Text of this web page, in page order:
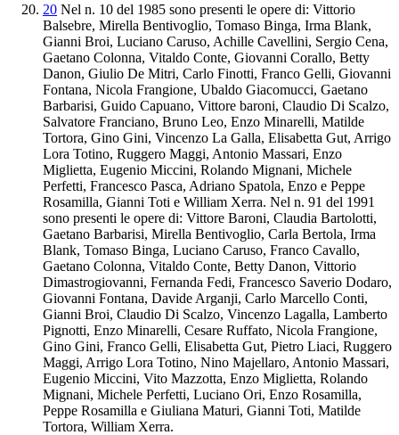
20 Nel n. 10 del 1985 sono presenti le opere di: Vittorio
Balsebre, Mirella Bentivoglio, Tomaso Binga, Irma Blank,
Gianni Broi, Luciano Caruso, Achille Cavellini, Sergio Cena,
Gaetano Colonna, Vitaldo Conte, Giovanni Corallo, Betty
Danon, Giulio De Mitri, Carlo Finotti, Franco Gelli, Giovanni
Fontana, Nicola Frangione, Ubaldo Giacomucci, Gaetano
Barbarisi, Guido Capuano, Vittore baroni, Claudio Di Scalzo,
Salvatore Franciano, Bruno Leo, Enzo Minarelli, Matilde
Tortora, Gino Gini, Vincenzo La Galla, Elisabetta Gut, Arrigo
Lora Totino, Ruggero Maggi, Antonio Massari, Enzo
Miglietta, Eugenio Miccini, Rolando Mignani, Michele
Perfetti, Francesco Pasca, Adriano Spatola, Enzo e Peppe
Rosamilla, Gianni Toti e William Xerra. Nel n. 91 del 1991
sono presenti le opere di: Vittore Baroni, Claudia Bartolotti,
Gaetano Barbarisi, Mirella Bentivoglio, Carla Bertola, Irma
Blank, Tomaso Binga, Luciano Caruso, Franco Cavallo,
Gaetano Colonna, Vitaldo Conte, Betty Danon, Vittorio
Dimastrogiovanni, Fernanda Fedi, Francesco Saverio Dodaro,
Giovanni Fontana, Davide Arganji, Carlo Marcello Conti,
Gianni Broi, Claudio Di Scalzo, Vincenzo Lagalla, Lamberto
Pignotti, Enzo Minarelli, Cesare Ruffato, Nicola Frangione,
Gino Gini, Franco Gelli, Elisabetta Gut, Pietro Liaci, Ruggero
Maggi, Arrigo Lora Totino, Nino Majellaro, Antonio Massari,
Eugenio Miccini, Vito Mazzotta, Enzo Miglietta, Rolando
Mignani, Michele Perfetti, Luciano Ori, Enzo Rosamilla,
Peppe Rosamilla e Giuliana Maturi, Gianni Toti, Matilde
Tortora, William Xerra.